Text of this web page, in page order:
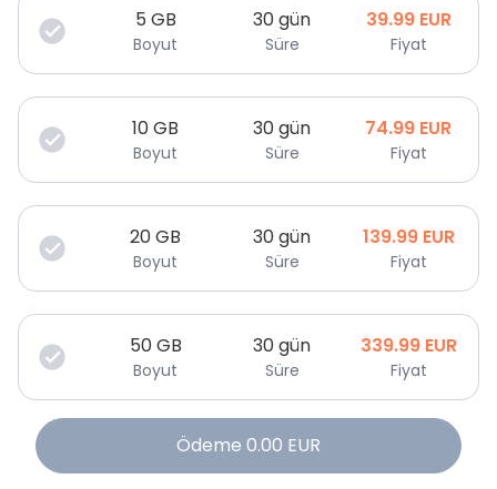
5 GB
Boyut
30 gün
Süre
39.99 EUR
Fiyat
10GB
Boyut
30 gün
Süre
74.99 EUR
Fiyat
20GB
Boyut
30 gün
Süre
139.99 EUR
Fiyat
50GB
Boyut
30 gün
Süre
339.99 EUR
Fiyat
Ödeme 0.00 EUR